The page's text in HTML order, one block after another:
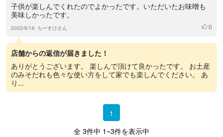
子供が楽しんでくれたのでよかったです。いただいたお味噌も
美味しかったです。
2022/6/16 ちーすけさん いいね
0
店舗からの返信が届きました！
ありがとうございます。 楽しんで頂けて良かったです。 お土産
のみそだれも色々な使い方をして家でも楽しんでください。 あ
り...
1
全 3件中 1~3件を表示中